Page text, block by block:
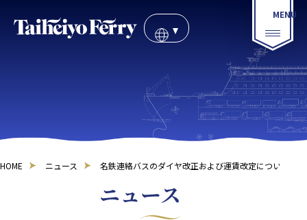
HOME ニュース 名鉄連絡バスのダイヤ改正および運賃改定について（
ニュース